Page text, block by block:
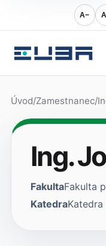
A−
Úvod/Zamestnanec/
Ing.
FakultaFakulta
KatedraKatedra